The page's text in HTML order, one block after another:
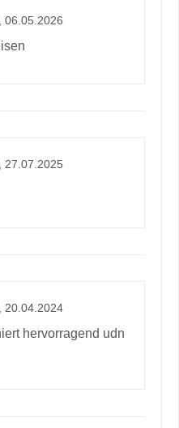
, 06.05.2026
, 27.07.2025
, 20.04.2024
hervorragend udn